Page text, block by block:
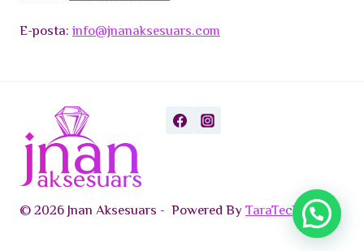
E-posta:info@jnanaksesuars.com
© 2026 Jnan Aksesuars - Powered ByTaraTech